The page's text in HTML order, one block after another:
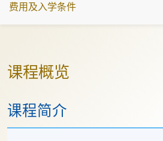
费用及入学条件
课程概览
课程简介